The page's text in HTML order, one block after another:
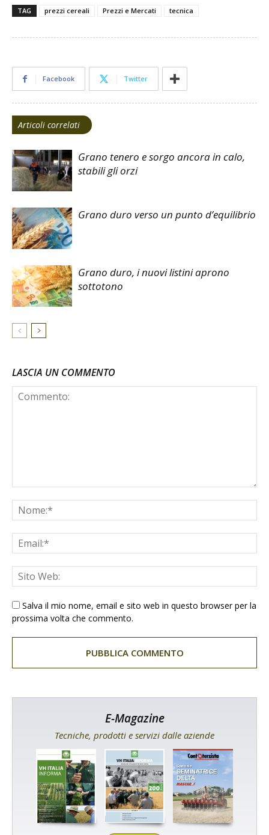
TAG prezzi cereali Prezzi e Mercati tecnica
Facebook Twitter
Articoli correlati
Grano tenero e sorgo ancora in calo,
stabili gli orzi
Grano duro verso un punto d’equilibrio
Grano duro, i nuovi listini aprono
sottotono
LASCIA UN COMMENTO
Salva il mio nome, email e sito web in questo browser per la
prossima volta che commento.
E-Magazine
Tecniche, prodotti e servizi dalle aziende